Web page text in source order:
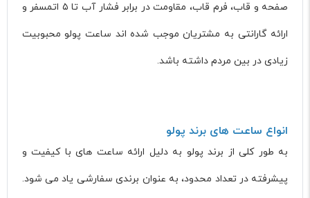
صفحه و قاب، فرم قاب، مقاومت در برابر فشار آب تا ۵ اتمسفر و
ارائه گارانتی به مشتریان موجب شده اند ساعت پولو محبوبیت
زیادی در بین مردم داشته باشد.
انواع ساعت های برند پولو
به طور کلی از برند پولو به دلیل ارائه ساعت های با کیفیت و
پیشرفته در تعداد محدود، به عنوان برندی سفارشی یاد می شود.